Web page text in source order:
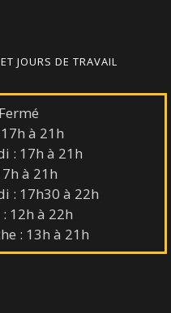
JOURS DE TRAVAIL
à 21h
: 17h à 21h
à 21h
: 17h30 à 22h
12h à 22h
: 13h à 21h